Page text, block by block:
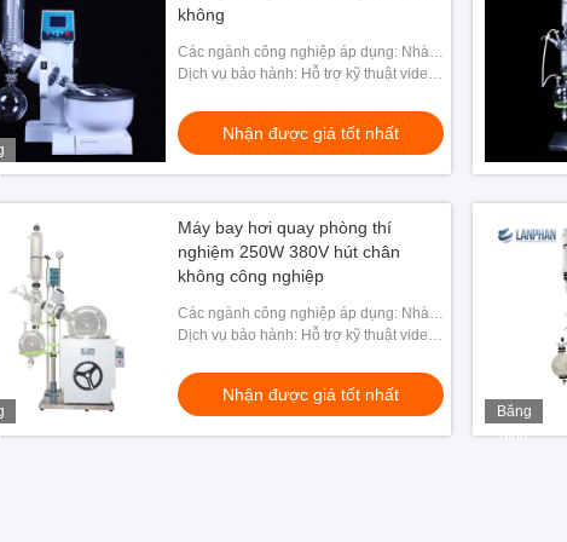
không
Các ngành công nghiệp áp dụng: Nhà
máy sản xuất, Cửa hàng sửa chữa máy
Dịch vụ bảo hành: Hỗ trợ kỹ thuật video,
Nhận được giá tốt nhất
Máy bay hơi quay phòng thí
nghiệm 250W 380V hút chân
không công nghiệp
Các ngành công nghiệp áp dụng: Nhà
máy sản xuất, Cửa hàng sửa chữa máy
Dịch vụ bảo hành: Hỗ trợ kỹ thuật video,
Nhận được giá tốt nhất
Băng
hình